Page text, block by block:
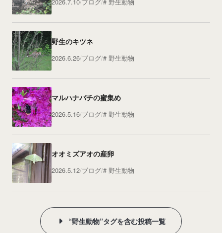
野生のキツネ
2026.6.26 ブログ 野生動物
マルハナバチの蜜集め
2026.5.16 ブログ 野生動物
オオミズアオの産卵
2026.5.12 ブログ 野生動物
“野生動物”タグを含む投稿一覧